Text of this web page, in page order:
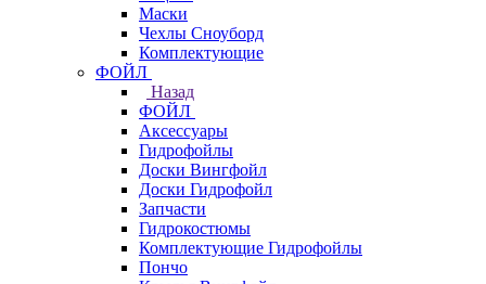
Маски
Чехлы Сноуборд
Комплектующие
ФОЙЛ
Назад
ФОЙЛ
Аксессуары
Гидрофойлы
Доски Вингфойл
Доски Гидрофойл
Запчасти
Гидрокостюмы
Комплектующие Гидрофойлы
Пончо